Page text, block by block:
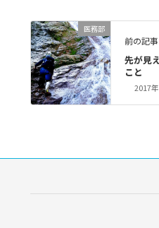
医務部
前の記事
先が見
こと
2017